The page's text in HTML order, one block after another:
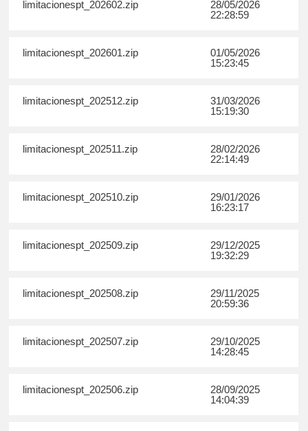
limitacionespt_202602.zip
28/05/2026
22:28:59
limitacionespt_202601.zip
01/05/2026
15:23:45
limitacionespt_202512.zip
31/03/2026
15:19:30
limitacionespt_202511.zip
28/02/2026
22:14:49
limitacionespt_202510.zip
29/01/2026
16:23:17
limitacionespt_202509.zip
29/12/2025
19:32:29
limitacionespt_202508.zip
29/11/2025
20:59:36
limitacionespt_202507.zip
29/10/2025
14:28:45
limitacionespt_202506.zip
28/09/2025
14:04:39